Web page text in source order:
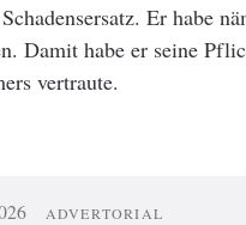
Er habe
Damit habe er seine
vertraute.
ADVERTORIAL